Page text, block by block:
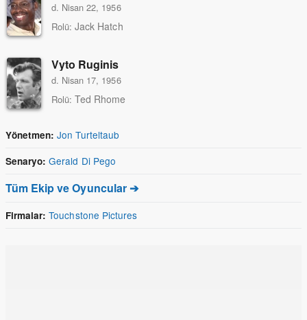
d. Nisan 22, 1956
Rolü: Jack Hatch
Vyto Ruginis
d. Nisan 17, 1956
Rolü: Ted Rhome
Yönetmen: Jon Turteltaub
Senaryo: Gerald Di Pego
Tüm Ekip ve Oyuncular ➔
Firmalar: Touchstone Pictures